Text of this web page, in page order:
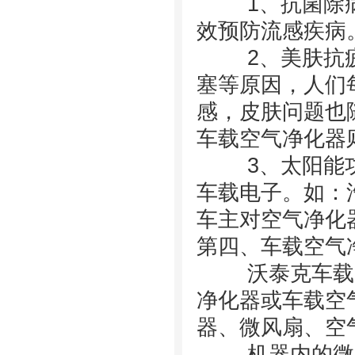
效预防流感疾病
2、美肤抗疲
塞等原因，人们
感，皮肤问题也
车载空气净化器
3、太阳能功
车载电子。如：
车主对空气净
第四、车载空气
沃泰克车载空
净化器或车载空
器、微风扇、空